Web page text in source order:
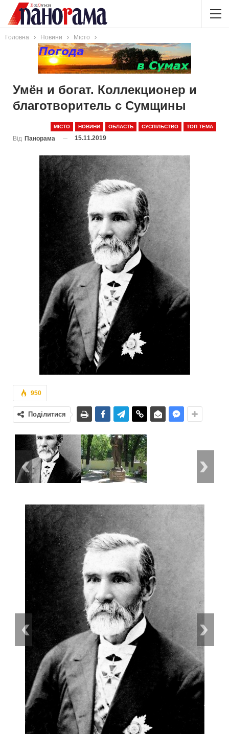
Головна Новини Місто
Умён и богат. Коллекционер и
благотворитель с Сумщины
МІСТО НОВИНИ ОБЛАСТЬ СУСПІЛЬСТВО ТОП ТЕМА
Від Панорама 15.11.2019
950
Поділитися